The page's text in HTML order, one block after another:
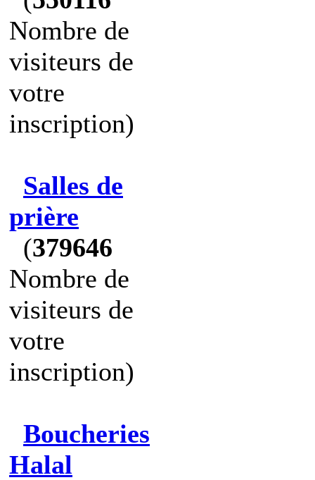
Nombre de
visiteurs de
votre
inscription)
Salles de
prière
(379646
Nombre de
visiteurs de
votre
inscription)
Boucheries
Halal